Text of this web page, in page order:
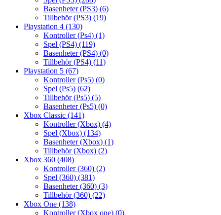
Basenheter (PS3) (6)
Tillbehör (PS3) (19)
Playstation 4 (130)
Kontroller (Ps4) (1)
Spel (PS4) (119)
Basenheter (PS4) (0)
Tillbehör (PS4) (11)
Playstation 5 (67)
Kontroller (Ps5) (0)
Spel (Ps5) (62)
Tillbehör (Ps5) (5)
Basenheter (Ps5) (0)
Xbox Classic (141)
Kontroller (Xbox) (4)
Spel (Xbox) (134)
Basenheter (Xbox) (1)
Tillbehör (Xbox) (2)
Xbox 360 (408)
Kontroller (360) (2)
Spel (360) (381)
Basenheter (360) (3)
Tillbehör (360) (22)
Xbox One (138)
Kontroller (Xbox one) (0)